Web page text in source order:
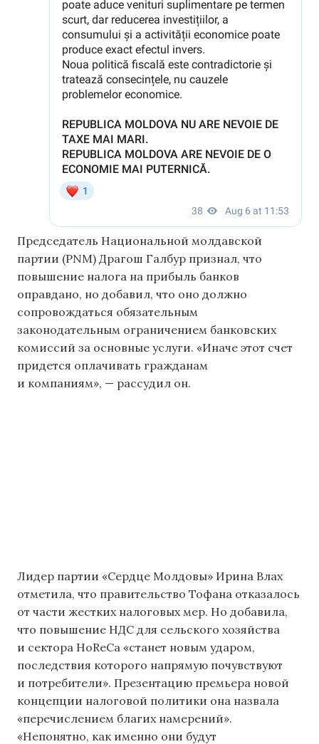
Председатель Национальной молдавской
партии (PNM) Драгош Галбур признал, что
повышение налога на прибыль банков
оправдано, но добавил, что оно должно
сопровождаться обязательным
законодательным ограничением банковских
комиссий за основные услуги. «Иначе этот счет
придется оплачивать гражданам
и компаниям», — рассудил он.
Лидер партии «Сердце Молдовы» Ирина Влах
отметила, что правительство Тофана отказалось
от части жестких налоговых мер. Но добавила,
что повышение НДС для сельского хозяйства
и сектора HoReCa «станет новым ударом,
последствия которого напрямую почувствуют
и потребители». Презентацию премьера новой
концепции налоговой политики она назвала
«перечислением благих намерений».
«Непонятно, как именно они будут